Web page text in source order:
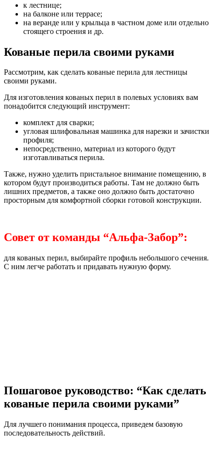
к лестнице;
на балконе или террасе;
на веранде или у крыльца в частном доме или отдельно
стоящего строения и др.
Кованые перила своими руками
Рассмотрим, как сделать кованые перила для лестницы
своими руками.
Для изготовления кованых перил в полевых условиях вам
понадобится следующий инструмент:
комплект для сварки;
угловая шлифовальная машинка для нарезки и зачистки
профиля;
непосредственно, материал из которого будут
изготавливаться перила.
Также, нужно уделить пристальное внимание помещению, в
котором будут производиться работы. Там не должно быть
лишних предметов, а также оно должно быть достаточно
просторным для комфортной сборки готовой конструкции.
Совет от команды “Альфа-Забор”:
для кованых перил, выбирайте профиль небольшого сечения.
С ним легче работать и придавать нужную форму.
Пошаговое руководство: “Как сделать
кованые перила своими руками”
Для лучшего понимания процесса, приведем базовую
последовательность действий.